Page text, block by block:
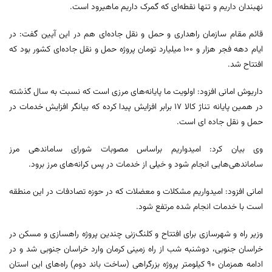
نهبندان داریم و تنها نقطه‌ای که گمرک داریم ماهیرود است.
قائم مقام سازمان راهداری و حمل و نقل جاده‌ای هم در این آیین گفت: در
ایام دهه فجر هزار و ۱۰۰ میلیارد تومان پروژه حمل و نقل جاده‌ای کشور بود که
افتتاح شد.
داریوش امانی افزود: اولویت ما پایانه‌های مرزی است که نسبت به سال گذشته
در همین پایانه تناژ کالا ۱۷ برابر افزایش پیدا کرده که بیانگر افزایش خدمات در
حمل و نقل جاده ای است.
وی بیان کرد: امیدواریم براساس مصوبات شورای ساماندهی مرز
ساماندهی‌هایی انجام شود و خیلی از خدمات در پس کرانه‌های مرز برود.
امانی افزود: امیدواریم مشکلات و معضلات که در حوزه تصادفات در این منطقه
است با خدمات انجام شده مرتفع شود.
وزیر راه و شهرسازی برای افتتاح و کلنگ‌زنی چندین پروژه راهسازی و مسکن در
خراسان جنوبی، دوشنبه شب از راه زمینی کرمان وارد خراسان جنوبی شد و در
ادامه همزمان ۹۰ کیلومتر پروژه بزرگراهی (ساخت باند دوم) راه‌های این استان